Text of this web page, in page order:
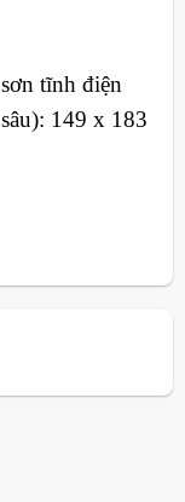
tĩnh điện
149 x 183